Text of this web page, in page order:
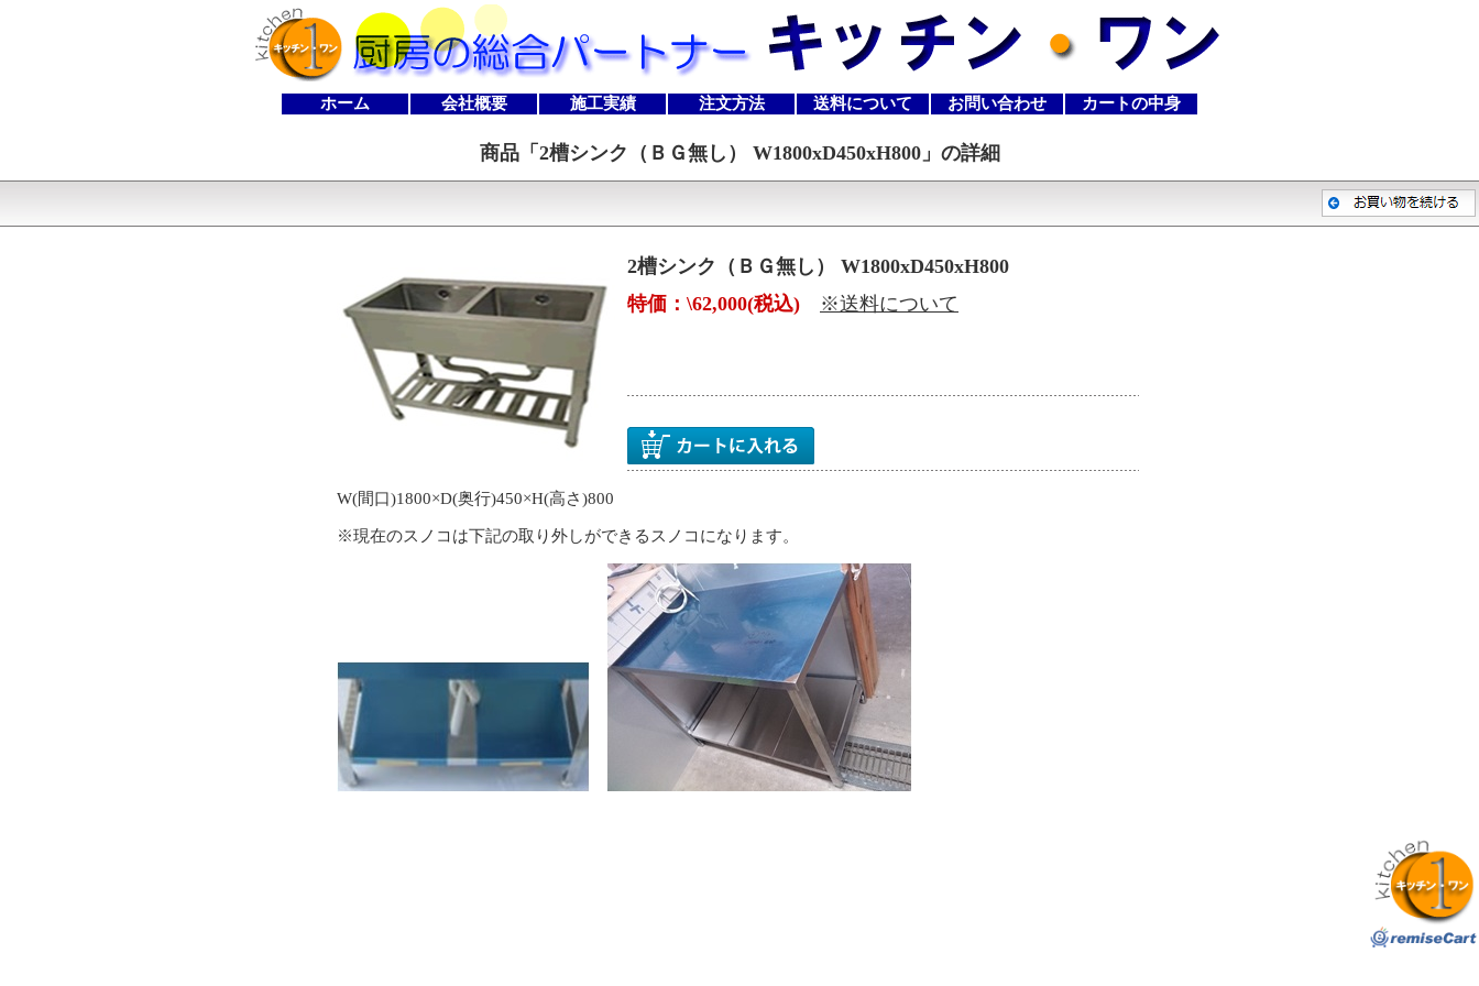
ホーム 会社概要 施工実績 注文方法 送料について お問い合わせ カートの中身
商品「 2槽シンク（ＢＧ無し） W1800xD450xH800」の詳細
2槽シンク（ＢＧ無し） W1800xD450xH800
特価：\62,000(税込) ※送料について
W(間口)1800×D(奥行)450×H(高さ)800
※現在のスノコは下記の取り外しができるスノコになります。